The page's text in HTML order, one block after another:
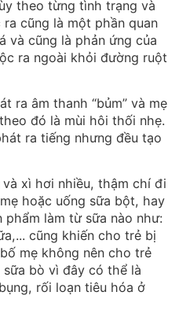
theo từng tình trạng và
cũng là một phần quan
và cũng là phản ứng của
ra ngoài khỏi đường ruột
ra âm thanh “bủm” và mẹ
đó là mùi hôi thối nhẹ.
ra tiếng nhưng đều tạo
xì hơi nhiều, thậm chí đi
hoặc uống sữa bột, hay
làm từ sữa nào như:
cũng khiến cho trẻ bị
mẹ không nên cho trẻ
bò vì đây có thể là
rối loạn tiêu hóa ở